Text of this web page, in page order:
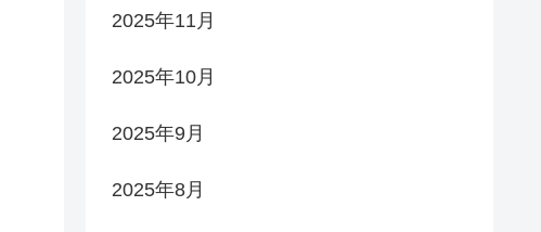
2025年11月
2025年10月
2025年9月
2025年8月